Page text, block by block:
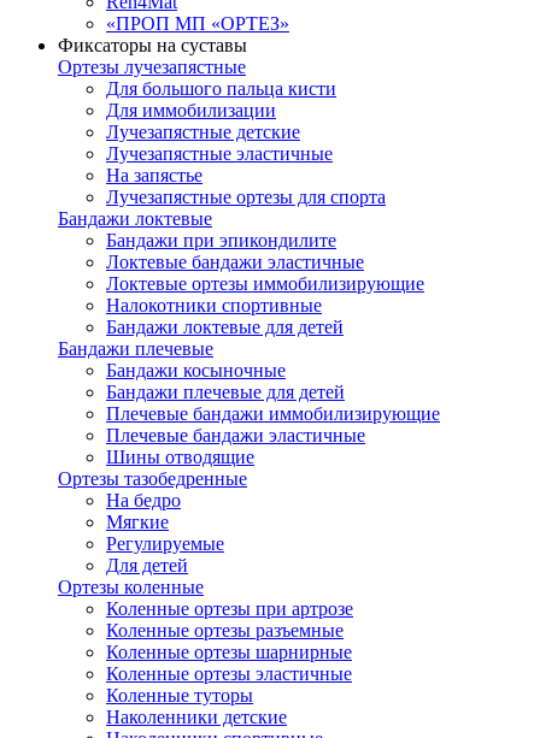
«ПРОП МП «ОРТЕЗ»
Фиксаторы на суставы
Ортезы лучезапястные
Для большого пальца кисти
Для иммобилизации
Лучезапястные детские
Лучезапястные эластичные
На запястье
Лучезапястные ортезы для спорта
Бандажи локтевые
Бандажи при эпикондилите
Локтевые бандажи эластичные
Локтевые ортезы иммобилизирующие
Налокотники спортивные
Бандажи локтевые для детей
Бандажи плечевые
Бандажи косыночные
Бандажи плечевые для детей
Плечевые бандажи иммобилизирующие
Плечевые бандажи эластичные
Шины отводящие
Ортезы тазобедренные
На бедро
Мягкие
Регулируемые
Для детей
Ортезы коленные
Коленные ортезы при артрозе
Коленные ортезы разъемные
Коленные ортезы шарнирные
Коленные ортезы эластичные
Коленные туторы
Наколенники детские